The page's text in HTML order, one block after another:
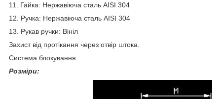
11. Гайка: Нержавіюча сталь AISI 304
12. Ручка: Нержавіюча сталь AISI 304
13. Рукав ручки: Вініл
Захист від протікання через отвір штока.
Система блокування.
Розміри: